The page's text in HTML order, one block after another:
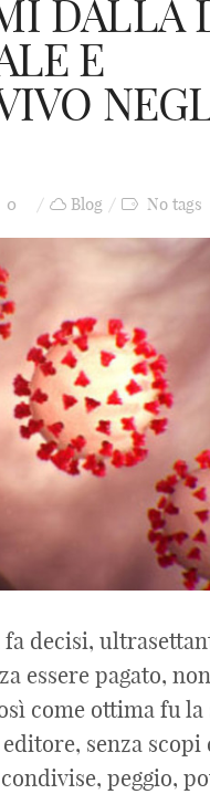
DALLA
E
0 Blog No tags
decisi,
essere pagato,
come ottima fu
senza scopi
peggio,